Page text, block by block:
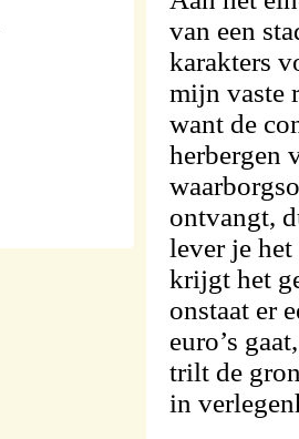
van een
karakters
mijn vaste
want de
herbergen
ontvangt,
lever je
krijgt het
onstaat er
euro’s
trilt de
in